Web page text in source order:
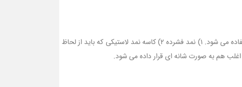
سه سیستم کلی وجود دارد که جهت آب بندی روی شافت به منظور جلوگیری از ورود گرد و غبار و همچنین خارج شدن روان کننده ها استفاده می شود. 1) نمد فشرده 2) کاسه نمد لاستیکی که باید از لحاظ